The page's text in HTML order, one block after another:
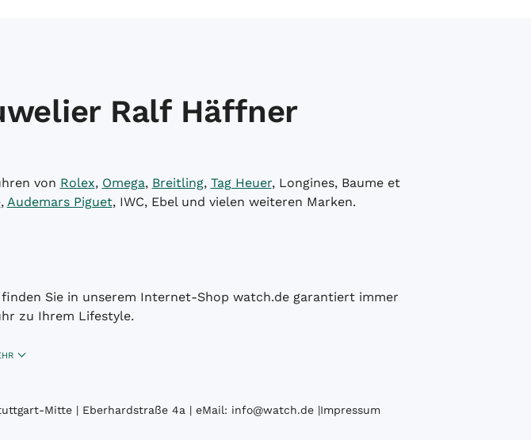
Ralf Häffner
von Rolex, Omega, Breitling, Tag Heuer, Longines, Baume et
, Audemars Piguet, IWC, Ebel und vielen weiteren Marken.
Sie in unserem Internet-Shop watch.de garantiert immer
zu Ihrem Lifestyle.
Mitte | Eberhardstraße 4a | eMail: info@watch.de|Impressum